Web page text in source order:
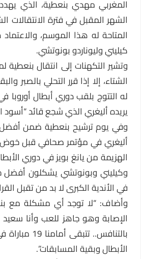
المغربي مهدي بنعطية، الذي يهدد
الشهر المقبل في فترة الانتقالات
المتاحة له هذا الموسم، والاعتماد
كيليني وليوناردو بونوتشي.
وتشير التكهنات إلى انتقال بنعطية
الشتاء، إلا إذا قرر التحلي بالصبر
له التتوج بلقب دوري أبطال أوروبا
يريده أليغري الذي شجع قائد “أسود
وفي يوم ترشيح بنعطية ضمن أفضل
أليغري في مؤتمر صحافي قبل خوض
الهزيمة من يانغ بويز في دوري
وكيليني وبونوتشي يشكلون أفضل خط
في الأندية الكبرى لا بد من تقبل
وأضاف: “لا توجد أي مشكلة مع
الإصابة وهو جاهز للعب وأنا سعيد
بالتنافس.. تتبقى
الأبطال وبقية المسابقات”.